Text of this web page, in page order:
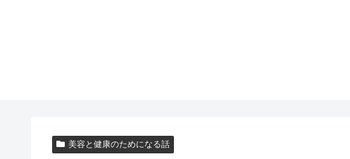
美容と健康のためになる話